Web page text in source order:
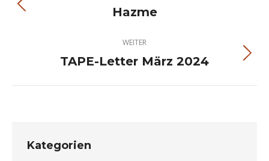
Vorheriger
Hazme
WEITER
Nächster
TAPE-Letter März 2024
Kategorien